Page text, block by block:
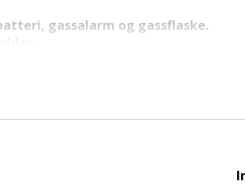
gassalarm og gassflaske.
for Nordmøre og Romsdal.